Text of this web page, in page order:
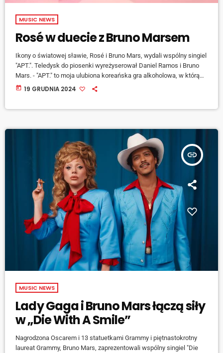
MUSIC NEWS
Rosé w duecie z Bruno Marsem
Ikony o światowej sławie, Rosé i Bruno Mars, wydali wspólny singiel
"APT.". Teledysk do piosenki wyreżyserował Daniel Ramos i Bruno
Mars. - "APT." to moja ulubiona koreańska gra alkoholowa, w którą
gram z przyjaciółmi w domu. Jest prosta, wywołuje uśmiech na
today 19 GRUDNIA 2024
insert_link
MUSIC NEWS
Lady Gaga i Bruno Mars łączą siły
w „Die With A Smile”
Nagrodzona Oscarem i 13 statuetkami Grammy i piętnastokrotny
laureat Grammy, Bruno Mars, zaprezentowali wspólny singiel "Die